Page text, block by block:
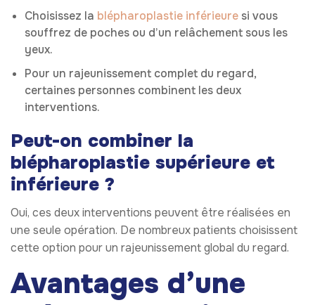
Choisissez la blépharoplastie inférieure si vous
souffrez de poches ou d’un relâchement sous les
yeux.
Pour un rajeunissement complet du regard,
certaines personnes combinent les deux
interventions.
Peut-on combiner la
blépharoplastie supérieure et
inférieure ?
Oui, ces deux interventions peuvent être réalisées en
une seule opération. De nombreux patients choisissent
cette option pour un rajeunissement global du regard.
Avantages d’une